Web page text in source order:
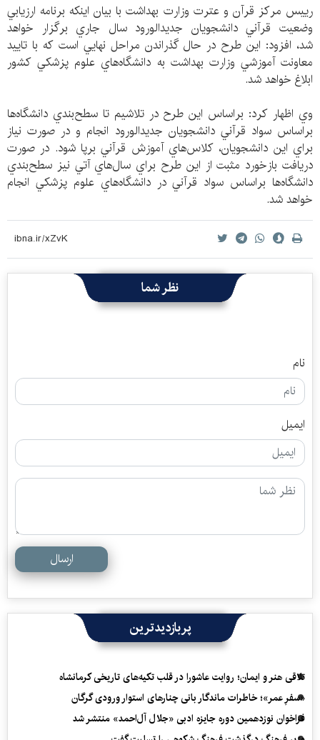
رييس مركز قرآن و عترت وزارت بهداشت با بيان اينكه برنامه ارزيابي
وضعيت قرآني دانشجويان جديدالورود سال جاري برگزار خواهد
شد، افزود: اين طرح در حال گذراندن مراحل نهايي است كه با تاييد
معاونت آموزشي وزارت بهداشت به دانشگاه‌هاي علوم پزشكي كشور
ابلاغ خواهد شد.
وي اظهار كرد: براساس اين طرح در تلاشيم تا سطح‌بندي دانشگاه‌ها
براساس سواد قرآني دانشجويان جديدالورود انجام و در صورت نياز
براي اين دانشجويان، كلاس‌هاي آموزش قرآني برپا شود. در صورت
دريافت بازخورد مثبت از اين طرح براي سال‌هاي آتي نيز سطح‌بندي
دانشگاه‌ها براساس سواد قرآني در دانشگاه‌هاي علوم پزشكي انجام
خواهد شد.
نظر شما
نام
ایمیل
ارسال
پربازدیدترین
تلاقی هنر و ایمان؛ روایت عاشورا در قلب تکیه‌های تاریخی کرمانشاه
«سفرِ عمر»؛ خاطرات ماندگار بانی چنارهای استوار ورودی گرگان
فراخوان نوزدهمین دوره جایزه ادبی «جلال آل‌احمد» منتشر شد